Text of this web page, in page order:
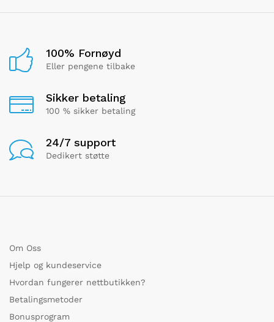
100% Fornøyd
Eller pengene tilbake
Sikker betaling
100 % sikker betaling
24/7 support
Dedikert støtte
Om Oss
Hjelp og kundeservice
Hvordan fungerer nettbutikken?
Betalingsmetoder
Bonusprogram